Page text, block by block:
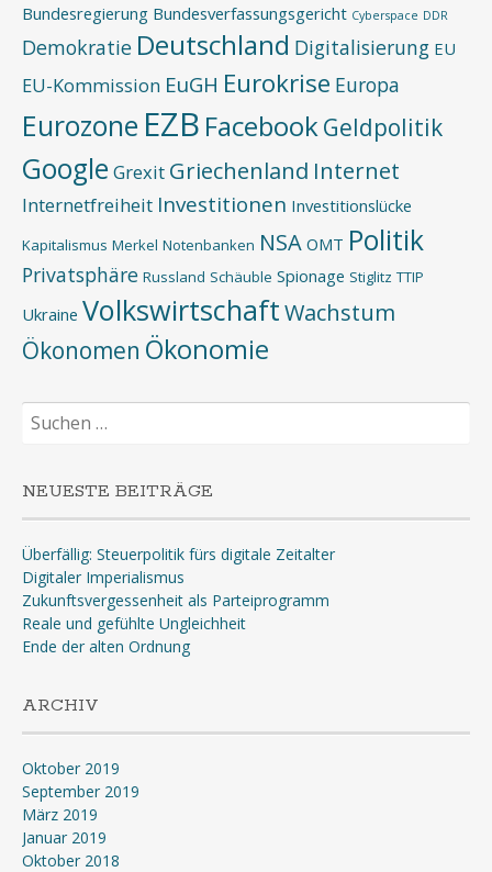
Bundesregierung Bundesverfassungsgericht Cyberspace DDR
Demokratie Deutschland Digitalisierung EU
EU-Kommission EuGH Eurokrise Europa
Eurozone EZB FacebookGeldpolitik
Google Grexit Griechenland Internet
Internetfreiheit Investitionen Investitionslücke
Kapitalismus Merkel Notenbanken NSA OMT Politik
Privatsphäre Russland Schäuble Spionage Stiglitz TTIP
Ukraine VolkswirtschaftWachstum
Ökonomen Ökonomie
Suchen
nach:
NEUESTE BEITRÄGE
Überfällig: Steuerpolitik fürs digitale Zeitalter
Digitaler Imperialismus
Zukunftsvergessenheit als Parteiprogramm
Reale und gefühlte Ungleichheit
Ende der alten Ordnung
ARCHIV
Oktober 2019
September 2019
März 2019
Januar 2019
Oktober 2018